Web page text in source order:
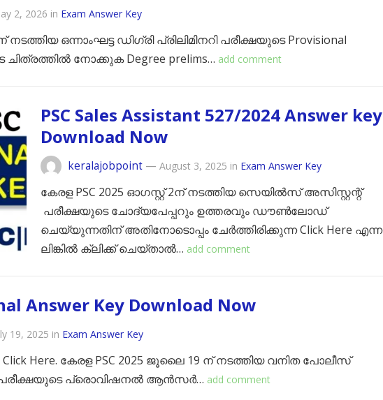
2, 2026 in Exam Answer Key
നടത്തിയ ഒന്നാംഘട്ട ഡിഗ്രി പ്രിലിമിനറി പരീക്ഷയുടെ Provisional
ചിത്രത്തിൽ നോക്കുക Degree prelims… add comment
PSC Sales Assistant 527/2024 Answer key
Download Now
keralajobpoint — August 3, 2025 in Exam Answer Key
കേരള PSC 2025 ഓഗസ്റ്റ് 2ന് നടത്തിയ സെയിൽസ് അസിസ്റ്റന്റ്
പരീക്ഷയുടെ ചോദ്യപേപ്പറും ഉത്തരവും ഡൗൺലോഡ്
ചെയ്യുന്നതിന് അതിനോടൊപ്പം ചേർത്തിരിക്കുന്ന Click Here എന്ന
ലിങ്കിൽ ക്ലിക്ക് ചെയ്താൽ… add comment
Answer Key Download Now
19, 2025 in Exam Answer Key
Click Here. കേരള PSC 2025 ജൂലൈ 19 ന് നടത്തിയ വനിത പോലീസ്
പരീക്ഷയുടെ പ്രൊവിഷനൽ ആൻസർ… add comment